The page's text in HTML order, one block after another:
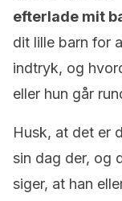
efterlade mit
dit lille barn for
indtryk, og
eller hun går
Husk, at det er
sin dag der, og
siger, at han